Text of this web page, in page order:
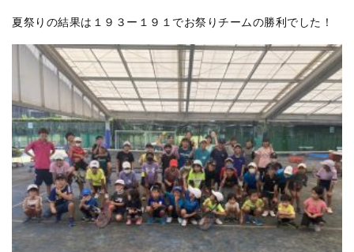
夏祭りの結果は１９３ー１９１でお祭りチームの勝利でした！